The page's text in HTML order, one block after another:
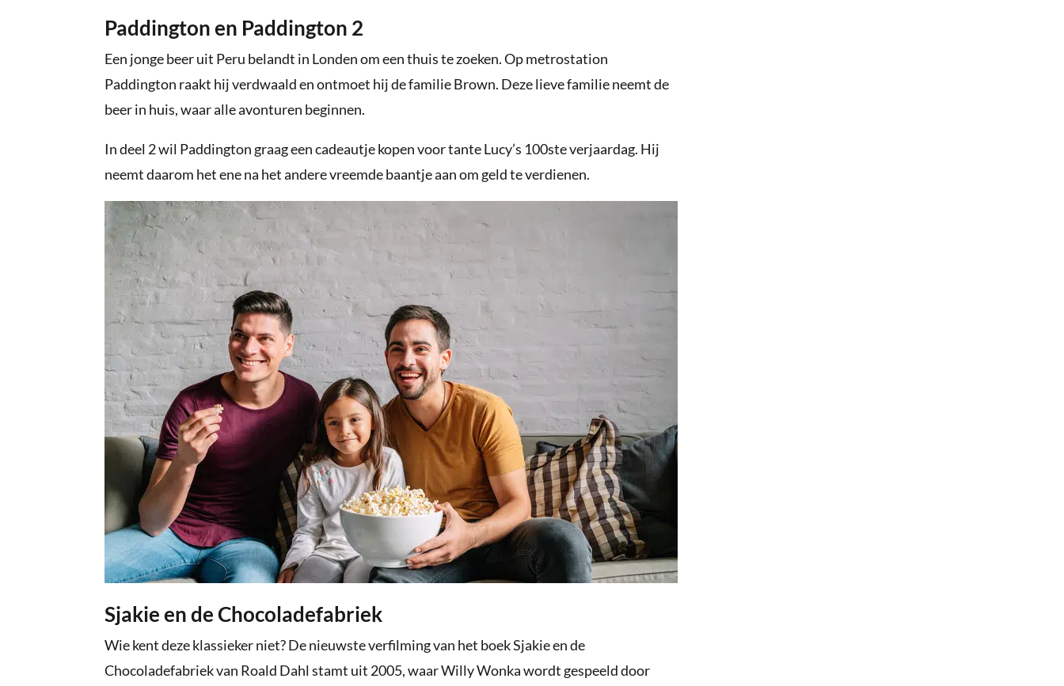
Paddington en Paddington 2
Een jonge beer uit Peru belandt in Londen om een thuis te zoeken. Op metrostation
Paddington raakt hij verdwaald en ontmoet hij de familie Brown. Deze lieve familie neemt de
beer in huis, waar alle avonturen beginnen.
In deel 2 wil Paddington graag een cadeautje kopen voor tante Lucy’s 100ste verjaardag. Hij
neemt daarom het ene na het andere vreemde baantje aan om geld te verdienen.
Sjakie en de Chocoladefabriek
Wie kent deze klassieker niet? De nieuwste verfilming van het boek Sjakie en de
Chocoladefabriek van Roald Dahl stamt uit 2005, waar Willy Wonka wordt gespeeld door